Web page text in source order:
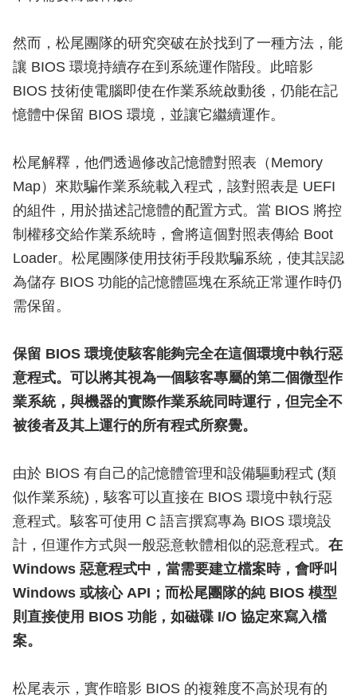
然而，松尾團隊的研究突破在於找到了一種方法，能
讓 BIOS 環境持續存在到系統運作階段。此暗影
BIOS 技術使電腦即使在作業系統啟動後，仍能在記
憶體中保留 BIOS 環境，並讓它繼續運作。
松尾解釋，他們透過修改記憶體對照表（Memory
Map）來欺騙作業系統載入程式，該對照表是 UEFI
的組件，用於描述記憶體的配置方式。當 BIOS 將控
制權移交給作業系統時，會將這個對照表傳給 Boot
Loader。松尾團隊使用技術手段欺騙系統，使其誤認
為儲存 BIOS 功能的記憶體區塊在系統正常運作時仍
需保留。
保留 BIOS 環境使駭客能夠完全在這個環境中執行惡
意程式。可以將其視為一個駭客專屬的第二個微型作
業系統，與機器的實際作業系統同時運行，但完全不
被後者及其上運行的所有程式所察覺。
由於 BIOS 有自己的記憶體管理和設備驅動程式 (類
似作業系統)，駭客可以直接在 BIOS 環境中執行惡
意程式。駭客可使用 C 語言撰寫專為 BIOS 環境設
計，但運作方式與一般惡意軟體相似的惡意程式。 在
Windows 惡意程式中，當需要建立檔案時，會呼叫
Windows 或核心 API；而松尾團隊的純 BIOS 模型
則直接使用 BIOS 功能，如磁碟 I/O 協定來寫入檔
案。
松尾表示，實作暗影 BIOS 的複雜度不高於現有的